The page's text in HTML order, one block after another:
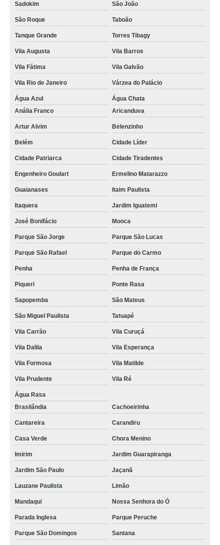
Sadokim São João
São Roque Taboão
Tanque Grande Torres Tibagy
Vila Augusta Vila Barros
Vila Fátima Vila Galvão
Vila Rio de Janeiro Várzea do Palácio
Água Azul
Água Chata
Anália Franco
Aricanduva
Artur Alvim Belenzinho
Belém Cidade Líder
Cidade Patriarca Cidade Tiradentes
Engenheiro Goulart Ermelino Matarazzo
Guaianases Itaim Paulista
Itaquera Jardim Iguatemi
José Bonifácio Mooca
Parque São Jorge Parque São Lucas
Parque São Rafael Parque do Carmo
Penha Penha de França
Piqueri Ponte Rasa
Sapopemba São Mateus
São Miguel Paulista Tatuapé
Vila Carrão Vila Curuçá
Vila Dalila Vila Esperança
Vila Formosa Vila Matilde
Vila Prudente Vila Ré
Água Rasa
Brasilândia
Cachoeirinha
Cantareira Carandiru
Casa Verde Chora Menino
Imirim Jardim Guarapiranga
Jardim São Paulo Jaçanã
Lauzane Paulista Limão
Mandaqui Nossa Senhora do Ó
Parada Inglesa Parque Peruche
Parque São Domingos Santana